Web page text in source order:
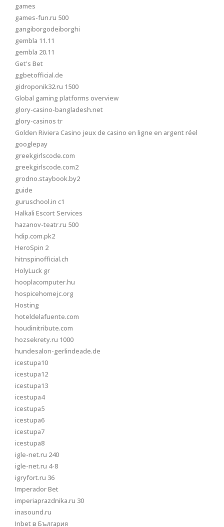
games
games-fun.ru 500
gangiborgodeiborghi
gembla 11.11
gembla 20.11
Get's Bet
ggbetofficial.de
gidroponik32.ru 1500
Global gaming platforms overview
glory-casino-bangladesh.net
glory-casinos tr
Golden Riviera Casino jeux de casino en ligne en argent réel
googlepay
greekgirlscode.com
greekgirlscode.com2
grodno.staybook.by2
guide
guruschool.in c1
Halkali Escort Services
hazanov-teatr.ru 500
hdip.com.pk2
HeroSpin 2
hitnspinofficial.ch
HolyLuck gr
hooplacomputer.hu
hospicehomejc.org
Hosting
hoteldelafuente.com
houdinitribute.com
hozsekrety.ru 1000
hundesalon-gerlindeade.de
icestupa10
icestupa12
icestupa13
icestupa4
icestupa5
icestupa6
icestupa7
icestupa8
igle-net.ru 240
igle-net.ru 4-8
igryfort.ru 36
Imperador Bet
imperiaprazdnika.ru 30
inasound.ru
Inbet в България